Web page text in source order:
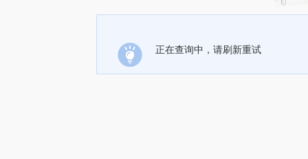
正在查询中，请刷新重试